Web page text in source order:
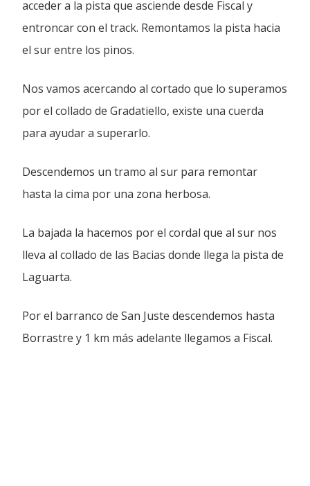
acceder a la pista que asciende desde Fiscal y
entroncar con el track. Remontamos la pista hacia
el sur entre los pinos.
Nos vamos acercando al cortado que lo superamos
por el collado de Gradatiello, existe una cuerda
para ayudar a superarlo.
Descendemos un tramo al sur para remontar
hasta la cima por una zona herbosa.
La bajada la hacemos por el cordal que al sur nos
lleva al collado de las Bacias donde llega la pista de
Laguarta.
Por el barranco de San Juste descendemos hasta
Borrastre y 1 km más adelante llegamos a Fiscal.